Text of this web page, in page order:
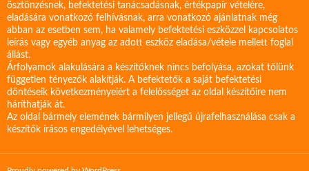
ösztönzésnek, befektetési tanácsadásnak, értékpapír vételére,
eladására vonatkozó felhívásnak, arra vonatkozó ajánlatnak még
abban az esetben sem, ha valamely befektetési eszközzel kapcsolatos
leírás vagy egyéb anyag az adott eszköz eladása/vétele mellett foglal
állást.
Árfolyamok alakulására a készítőknek nincs befolyása, azokat tőlünk
független tényezők alakítják. A befektetők a saját befektetési
döntéseik következményeiért a felelősséget az oldal készítőire nem
háríthatják át.
Az oldal bármely elemének bármilyen jellegű újrafelhasználása csak a
készítők írásos engedélyével lehetséges.